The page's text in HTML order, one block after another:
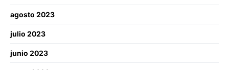
agosto 2023
julio 2023
junio 2023